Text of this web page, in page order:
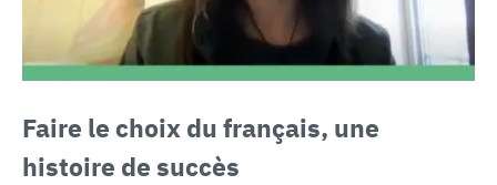
Faire le choix du français, une
histoire de succès